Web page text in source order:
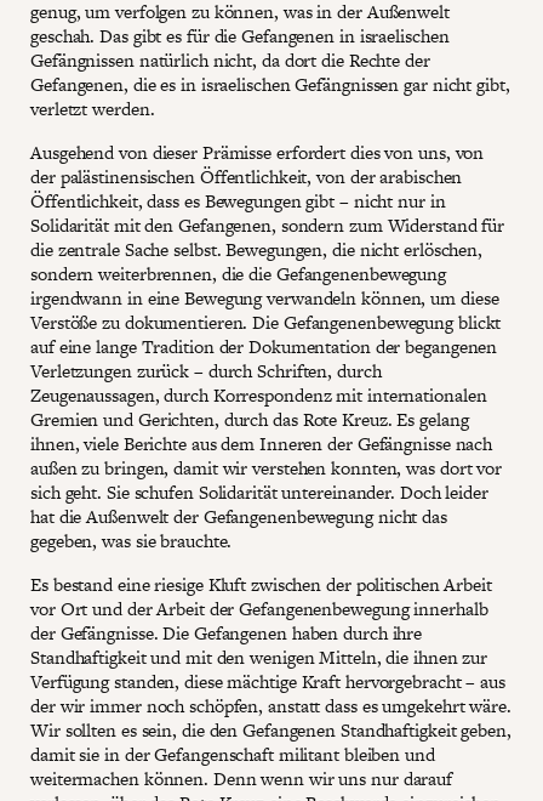
genug, um verfolgen zu können, was in der Außenwelt
geschah. Das gibt es für die Gefangenen in israelischen
Gefängnissen natürlich nicht, da dort die Rechte der
Gefangenen, die es in israelischen Gefängnissen gar nicht gibt,
verletzt werden.
Ausgehend von dieser Prämisse erfordert dies von uns, von
der palästinensischen Öffentlichkeit, von der arabischen
Öffentlichkeit, dass es Bewegungen gibt – nicht nur in
Solidarität mit den Gefangenen, sondern zum Widerstand für
die zentrale Sache selbst. Bewegungen, die nicht erlöschen,
sondern weiterbrennen, die die Gefangenenbewegung
irgendwann in eine Bewegung verwandeln können, um diese
Verstöße zu dokumentieren. Die Gefangenenbewegung blickt
auf eine lange Tradition der Dokumentation der begangenen
Verletzungen zurück – durch Schriften, durch
Zeugenaussagen, durch Korrespondenz mit internationalen
Gremien und Gerichten, durch das Rote Kreuz. Es gelang
ihnen, viele Berichte aus dem Inneren der Gefängnisse nach
außen zu bringen, damit wir verstehen konnten, was dort vor
sich geht. Sie schufen Solidarität untereinander. Doch leider
hat die Außenwelt der Gefangenenbewegung nicht das
gegeben, was sie brauchte.
Es bestand eine riesige Kluft zwischen der politischen Arbeit
vor Ort und der Arbeit der Gefangenenbewegung innerhalb
der Gefängnisse. Die Gefangenen haben durch ihre
Standhaftigkeit und mit den wenigen Mitteln, die ihnen zur
Verfügung standen, diese mächtige Kraft hervorgebracht – aus
der wir immer noch schöpfen, anstatt dass es umgekehrt wäre.
Wir sollten es sein, die den Gefangenen Standhaftigkeit geben,
damit sie in der Gefangenschaft militant bleiben und
weitermachen können. Denn wenn wir uns nur darauf